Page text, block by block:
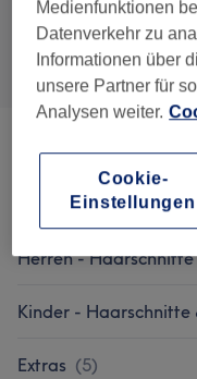
Alle
Damen -
Damen - Farbe &
Herren - Haarschnitte
Kinder - Haarschnitte
Extras (5)
Medienfunktionen
Datenverkehr zu
Informationen über
unsere Partner für
Analysen weiter.
Cookie-
Einstellungen